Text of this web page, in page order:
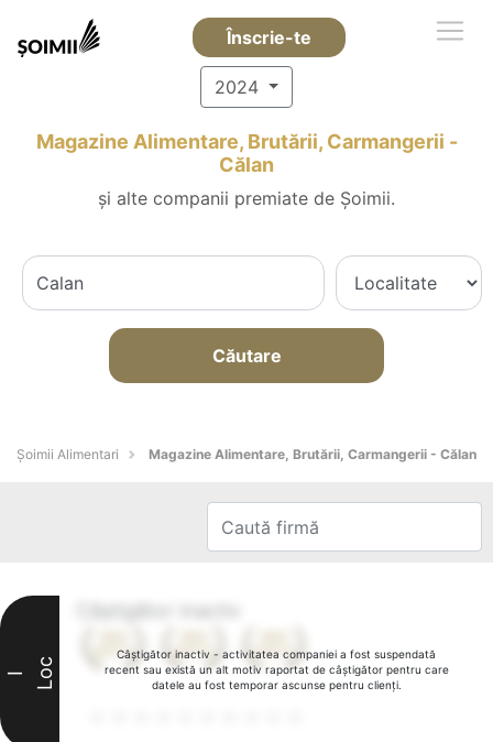
Înscrie-te
2024
Magazine Alimentare, Brutării, Carmangerii -
Călan
și alte companii premiate de Șoimii.
Căutare
Şoimii Alimentari Magazine Alimentare, Brutării, Carmangerii - Călan
Câștigător inactiv - activitatea companiei a fost suspendată
recent sau există un alt motiv raportat de câștigător pentru care
datele au fost temporar ascunse pentru clienți.
I Loc